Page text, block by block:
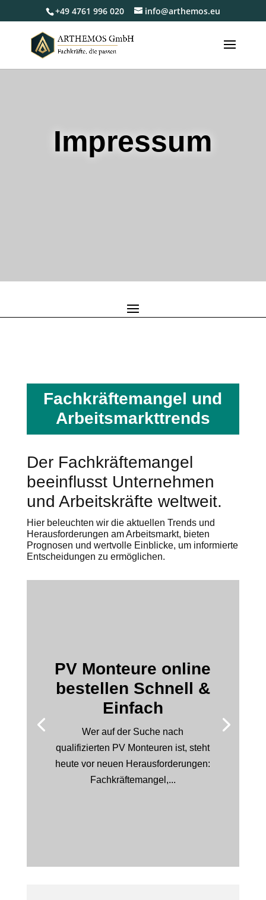
+49 4761 996 020 info@arthemos.eu
Impressum
Fachkräftemangel und
Arbeitsmarkttrends
Der Fachkräftemangel
beeinflusst Unternehmen
und Arbeitskräfte weltweit.
Hier beleuchten wir die aktuellen Trends und
Herausforderungen am Arbeitsmarkt, bieten
Prognosen und wertvolle Einblicke, um informierte
Entscheidungen zu ermöglichen.
PV Monteure online
bestellen Schnell &
Einfach
Wer auf der Suche nach
qualifizierten PV Monteuren ist, steht
heute vor neuen Herausforderungen:
Fachkräftemangel,...